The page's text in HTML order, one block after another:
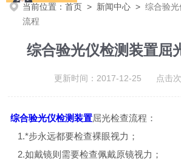
当前位置：首页 > 新闻中心 >综合验
流程
综合验光仪检测装置屈
更新时间：2017-12-25 点击次
综合验光仪检测装置屈光检查流程：
1.*步永远都要检查裸眼视力；
2.如戴镜则需要检查佩戴原镜视力；